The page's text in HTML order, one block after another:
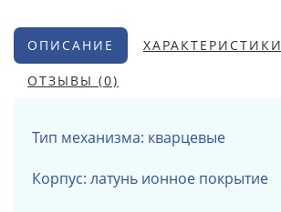
ОПИСАНИЕ ХАРАКТЕРИСТИКИ
ОТЗЫВЫ (0)
Тип механизма: кварцевые
Корпус: латунь ионное покрытие